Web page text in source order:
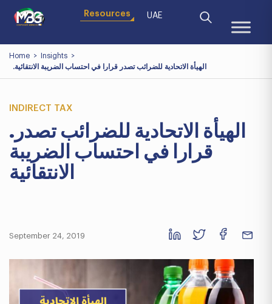
Resources UAE
Home > Insights >
.الهيأة الاتحادية للضرائب تصدر قرارا في احتساب الضريبة الانتقائية
INDIRECT TAX
.الهيأة الاتحادية للضرائب تصدر
قرارا في احتساب الضريبة
الانتقائية
September 24, 2019